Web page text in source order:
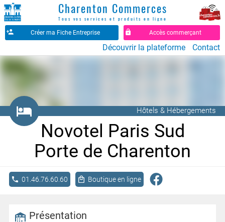
Charenton Commerces
Tous vos services et produits en ligne
Créer ma Fiche Entreprise Accès commerçant
Découvrir la plateforme Contact
󰋣 Hôtels & Hébergements
Novotel Paris Sud
Porte de Charenton
01.46.76.60.60 Boutique en ligne
Présentation